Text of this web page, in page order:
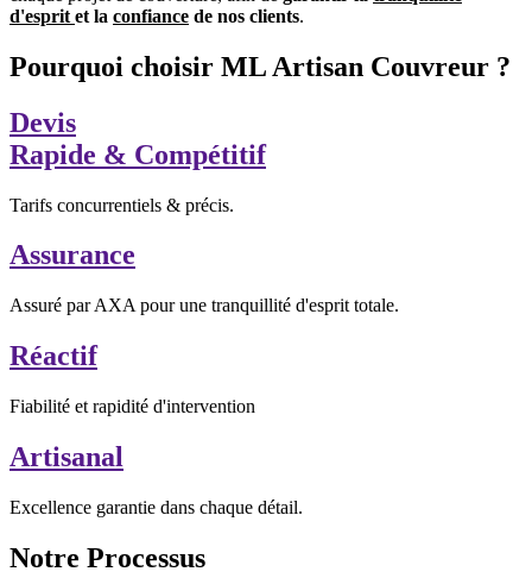
d'esprit et la confiance de nos clients.
Pourquoi choisir ML Artisan Couvreur ?
Devis
Rapide & Compétitif
Tarifs concurrentiels & précis.
Assurance
Assuré par AXA pour une tranquillité d'esprit totale.
Réactif
Fiabilité et rapidité d'intervention
Artisanal
Excellence garantie dans chaque détail.
Notre Processus